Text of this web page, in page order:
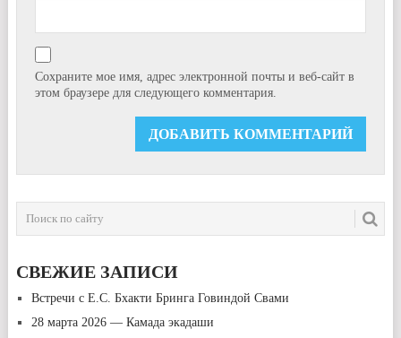
Сохраните мое имя, адрес электронной почты и веб-сайт в
этом браузере для следующего комментария.
СВЕЖИЕ ЗАПИСИ
Встречи с Е.С. Бхакти Бринга Говиндой Свами
28 марта 2026 — Камада экадаши